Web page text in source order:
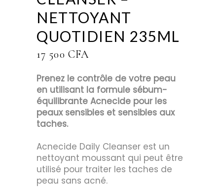
NETTOYANT
QUOTIDIEN 235ML
17 500 CFA
Prenez le contrôle de votre peau
en utilisant la formule sébum-
équilibrante Acnecide pour les
peaux sensibles et sensibles aux
taches.
Acnecide Daily Cleanser est un
nettoyant moussant qui peut être
utilisé pour traiter les taches de
peau sans acné.